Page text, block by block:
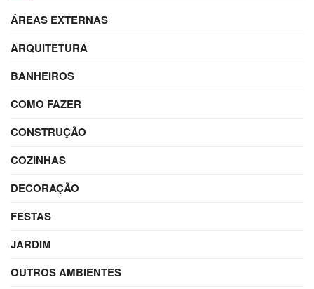
ÁREAS EXTERNAS
ARQUITETURA
BANHEIROS
COMO FAZER
CONSTRUÇÃO
COZINHAS
DECORAÇÃO
FESTAS
JARDIM
OUTROS AMBIENTES